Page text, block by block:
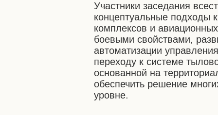
Участники заседания
концептуальные подходы
комплексов и
боевыми свойствами,
автоматизации
переходу к системе
основанной на
обеспечить решение
уровне.